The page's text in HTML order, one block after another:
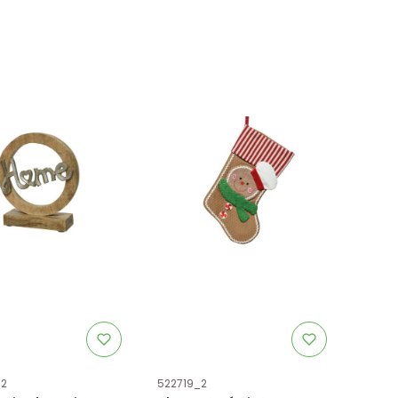
Kod produktu
522719_2